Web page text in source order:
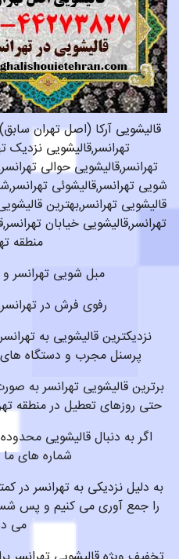
قالیشویی آرکا (اصل تهران
تهرانسر,قالیشویی نزدیک
تهرانسر,قالیشویی حوالی
شویی تهرانسر,قالیشوئی
قالیشویی تهرانسر,بهترین
تهرانسر,قالیشویی خیابان
منطقه
مبل شویی تهرانسر و
رفوی فرش در
نزدیکترین قالیشویی به
پرسنل مجرب و دستگاه های
حتی روزهای تعطیل در منطقه
اگر به دنبال قالیشویی
شماره های
به دلیل نزدیکی به تهرانسر
را جمع آوری می کنیم و پس
می